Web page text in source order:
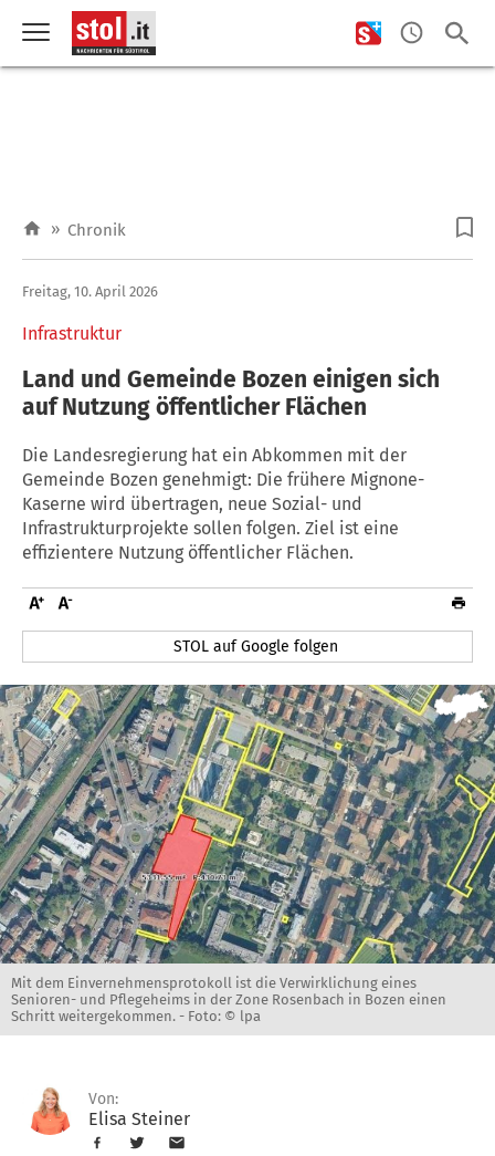
» Chronik
Infrastruktur
Freitag, 10. April 2026
Land und Gemeinde Bozen einigen sich
auf Nutzung öffentlicher Flächen
Die Landesregierung hat ein Abkommen mit der
Gemeinde Bozen genehmigt: Die frühere Mignone-
Kaserne wird übertragen, neue Sozial- und
Infrastrukturprojekte sollen folgen. Ziel ist eine
effizientere Nutzung öffentlicher Flächen.
STOL auf Google folgen
Mit dem Einvernehmensprotokoll ist die Verwirklichung eines
Senioren- und Pflegeheims in der Zone Rosenbach in Bozen einen
Schritt weitergekommen. - Foto: © lpa
Von:
Elisa Steiner